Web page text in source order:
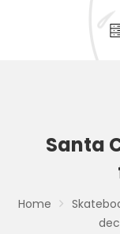
Santa
Home